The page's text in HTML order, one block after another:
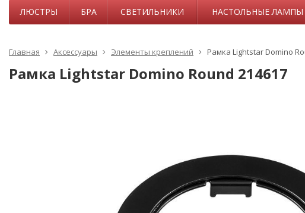
ЛЮСТРЫ БРА СВЕТИЛЬНИКИ НАСТОЛЬНЫЕ ЛАМПЫ
Главная Аксессуары Элементы креплений Рамка Lightstar Domino
Рамка Lightstar Domino Round 214617